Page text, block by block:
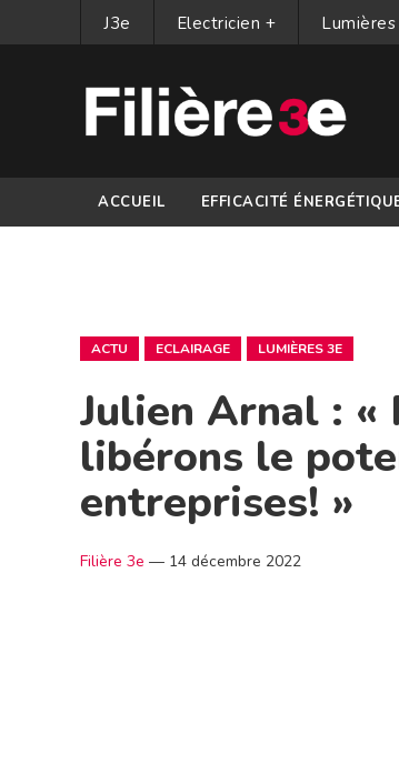
J3e Electricien + Lumières
ACCUEIL EFFICACITÉ
ACTU ECLAIRAGE LUMIÈRES 3E
Julien Arnal : «
libérons le
entreprises! »
Filière 3e — 14 décembre 2022